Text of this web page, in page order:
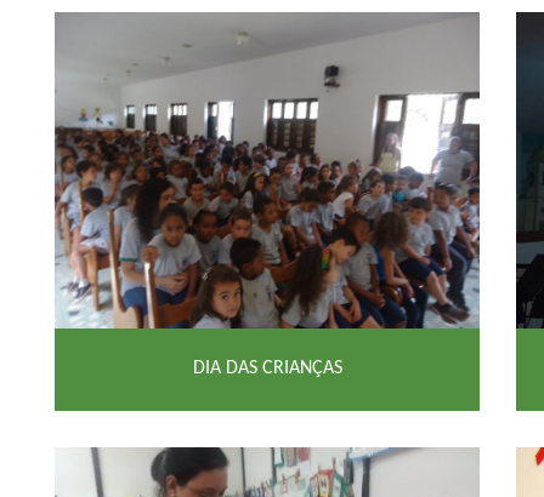
DIA DAS CRIANÇAS